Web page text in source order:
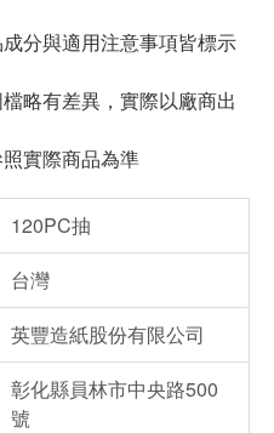
分與適用注意事項皆標示
略有差異，實際以廠商出
實際商品為準
120PC抽
台灣
英豐造紙股份有限公司
彰化縣員林市中央路500
號